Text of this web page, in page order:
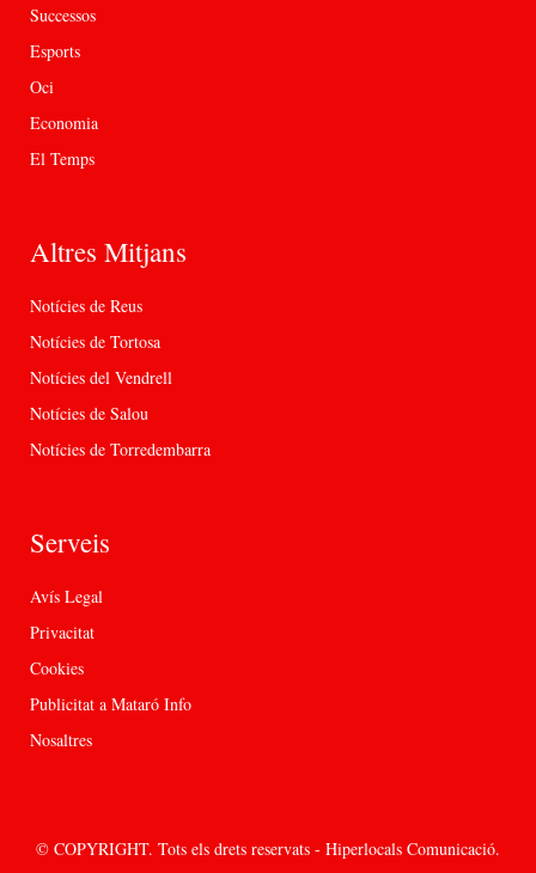
Successos
Esports
Oci
Economia
El Temps
Altres Mitjans
Notícies de Reus
Notícies de Tortosa
Notícies del Vendrell
Notícies de Salou
Notícies de Torredembarra
Serveis
Avís Legal
Privacitat
Cookies
Publicitat a Mataró Info
Nosaltres
© COPYRIGHT. Tots els drets reservats - Hiperlocals Comunicació.